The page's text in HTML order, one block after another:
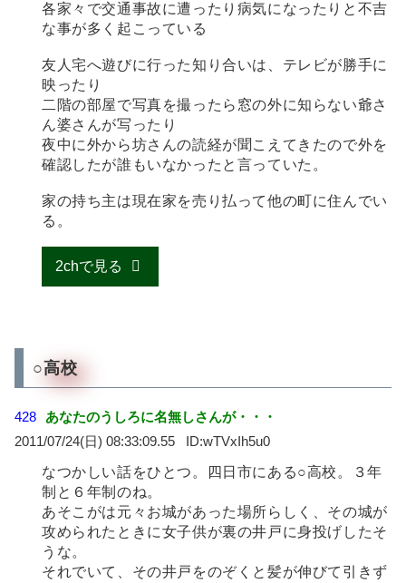
各家々で交通事故に遭ったり病気になったりと不吉
な事が多く起こっている
友人宅へ遊びに行った知り合いは、テレビが勝手に
映ったり
二階の部屋で写真を撮ったら窓の外に知らない爺さ
ん婆さんが写ったり
夜中に外から坊さんの読経が聞こえてきたので外を
確認したが誰もいなかったと言っていた。
家の持ち主は現在家を売り払って他の町に住んでい
る。
2chで見る
○高校
428
あなたのうしろに名無しさんが・・・
2011/07/24(日) 08:33:09.55
wTVxIh5u0
なつかしい話をひとつ。四日市にある○高校。３年
制と６年制のね。
あそこがは元々お城があった場所らしく、その城が
攻められたときに女子供が裏の井戸に身投げしたそ
うな。
それでいて、その井戸をのぞくと髪が伸びて引きず